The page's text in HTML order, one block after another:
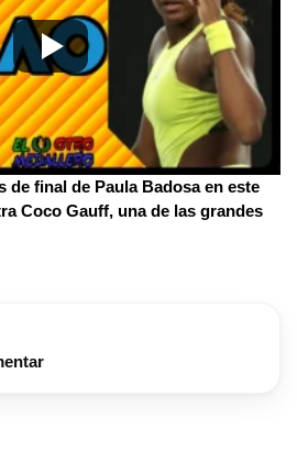
de final de Paula Badosa en este
Coco Gauff, una de las grandes